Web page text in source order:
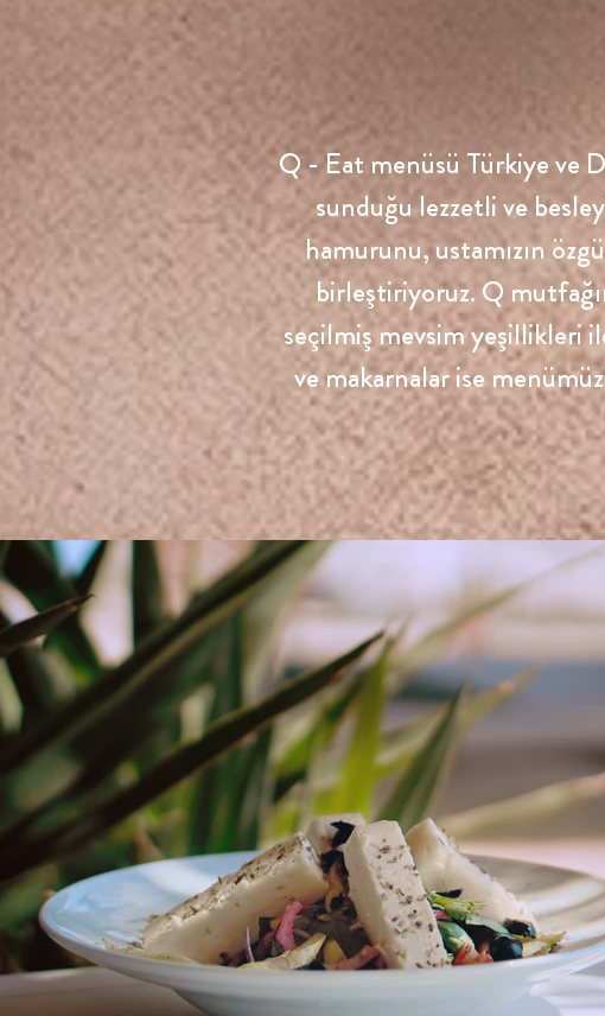
Q - Eat menüsü Türkiye ve
sunduğu lezzetli ve
hamurunu, ustamızın
birleştiriyoruz. Q
seçilmiş mevsim yeşillikleri
ve makarnalar ise